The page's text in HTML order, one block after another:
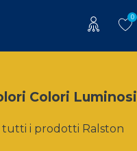
0
Colori Luminosi
tutti i prodotti Ralston